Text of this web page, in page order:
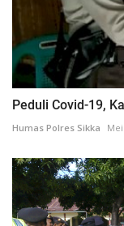
Peduli Covid-19,
Humas Polres Sikka Mei